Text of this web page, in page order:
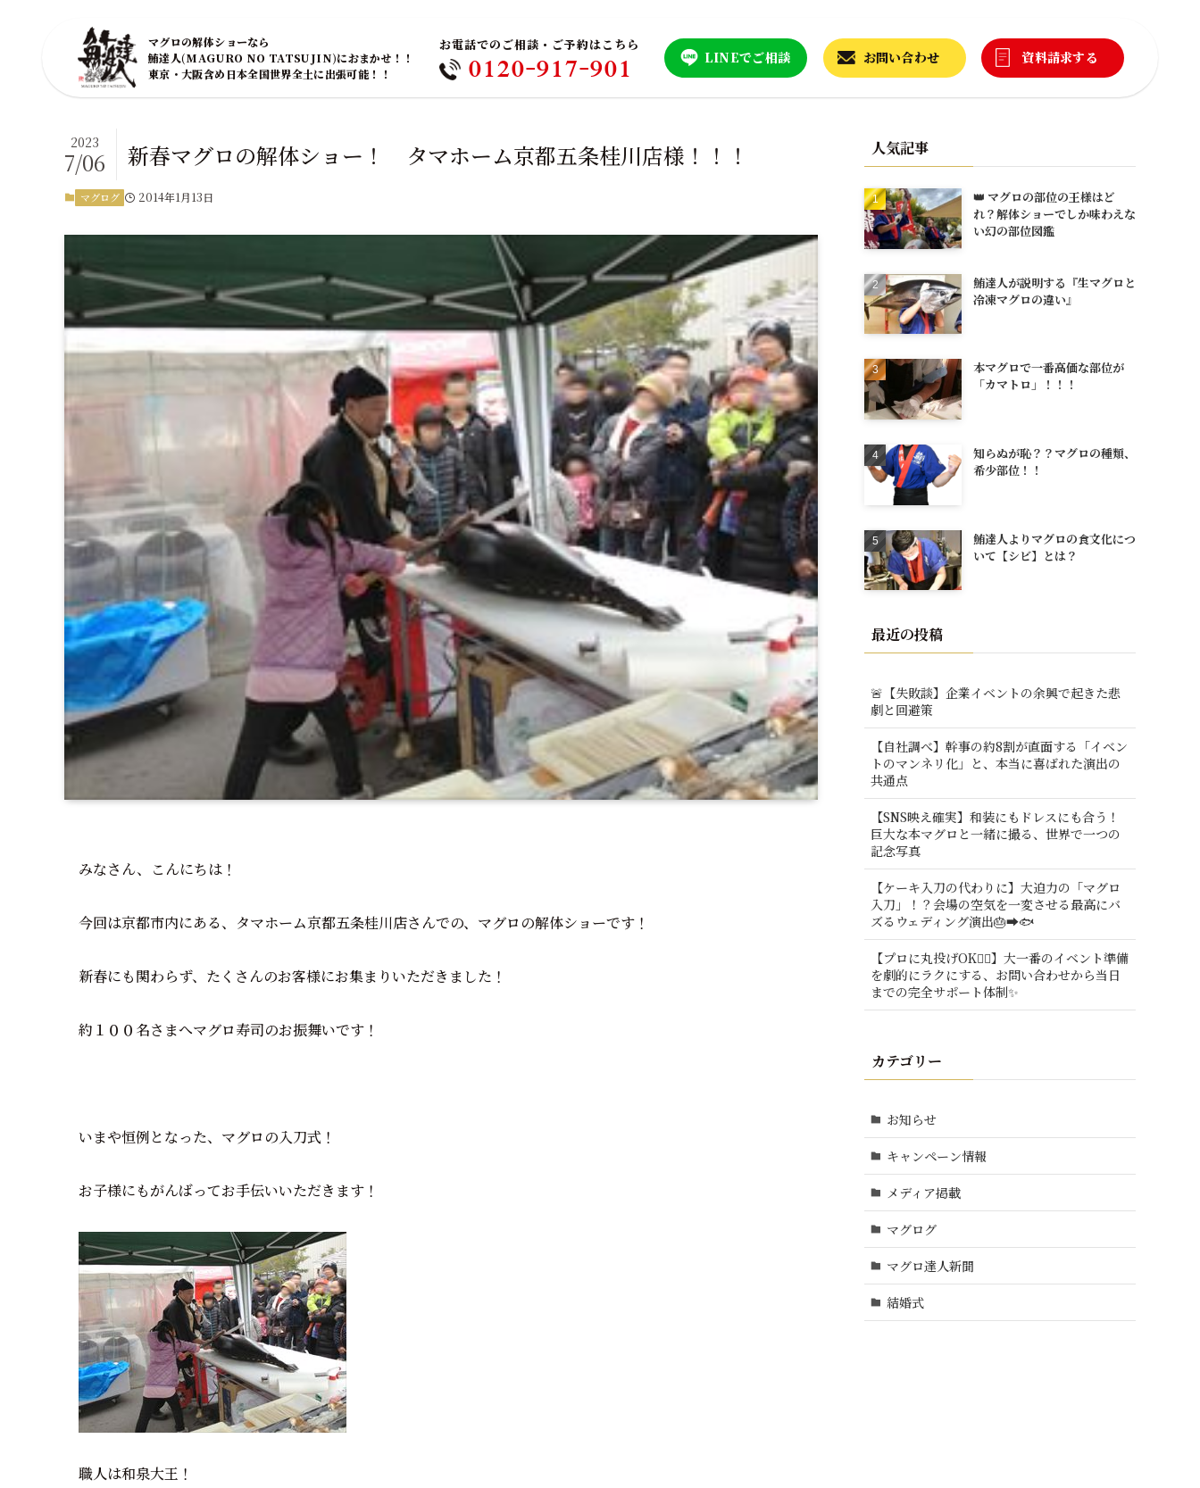
マグロの解体ショーなら
鮪達人(MAGURO NO TATSUJIN)におまかせ！！
東京・大阪含め日本全国世界全土に出張可能！！
お電話でのご相談・ご予約はこちら
0120-917-901 LINEでご相談 お問い合わせ 資料請求する
新春マグロの解体ショー！ タマホーム京都五条桂川店様！！！
2023
7/06
マグログ 2014年1月13日
みなさん、こんにちは！
今回は京都市内にある、タマホーム京都五条桂川店さんでの、マグロの解体ショーです！
新春にも関わらず、たくさんのお客様にお集まりいただきました！
約１００名さまへマグロ寿司のお振舞いです！
いまや恒例となった、マグロの入刀式！
お子様にもがんばってお手伝いいただきます！
職人は和泉大王！
人気記事
👑 マグロの部位の王様はど
れ？解体ショーでしか味わえな
い幻の部位図鑑
鮪達人が説明する『生マグロと
冷凍マグロの違い』
本マグロで一番高価な部位が
「カマトロ」！！！
知らぬが恥？？マグロの種類、
希少部位！！
鮪達人よりマグロの食文化につ
いて【シビ】とは？
最近の投稿
🚨【失敗談】企業イベントの余興で起きた悲
劇と回避策
【自社調べ】幹事の約8割が直面する「イベン
トのマンネリ化」と、本当に喜ばれた演出の
共通点
【SNS映え確実】和装にもドレスにも合う！
巨大な本マグロと一緒に撮る、世界で一つの
記念写真
【ケーキ入刀の代わりに】大迫力の「マグロ
入刀」！？会場の空気を一変させる最高にバ
ズるウェディング演出🎂➡️🐟
【プロに丸投げOK🙆‍♂️】大一番のイベント準備
を劇的にラクにする、お問い合わせから当日
までの完全サポート体制✨
カテゴリー
お知らせ
キャンペーン情報
メディア掲載
マグログ
マグロ達人新聞
結婚式